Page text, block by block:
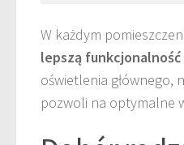
W każdym
lepszą funkcjonalność
oświetlenia głównego,
pozwoli na optymalne